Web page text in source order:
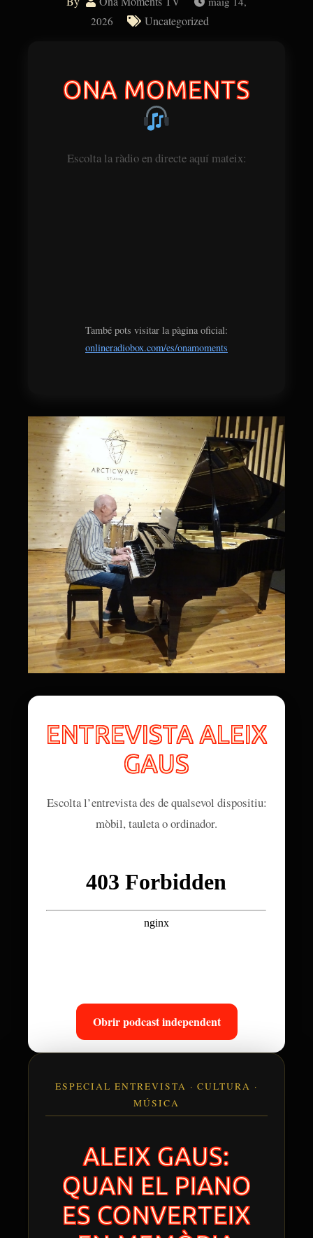
2026
Uncategorized
ONA MOMENTS
Escolta la ràdio en directe aquí mateix:
També pots visitar la pàgina oficial:
onlineradiobox.com/es/onamoments
ENTREVISTA ALEIX
GAUS
Escolta l’entrevista des de qualsevol dispositiu:
mòbil, tauleta o ordinador.
Obrir podcast independent
ESPECIAL ENTREVISTA · CULTURA ·
MÚSICA
ALEIX GAUS:
QUAN EL PIANO
ES CONVERTEIX